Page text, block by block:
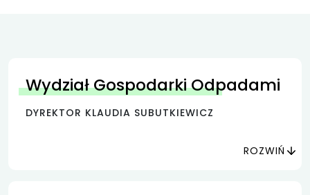
Wydział Gospodarki Odpadami
DYREKTOR KLAUDIA SUBUTKIEWICZ
ROZWIŃ